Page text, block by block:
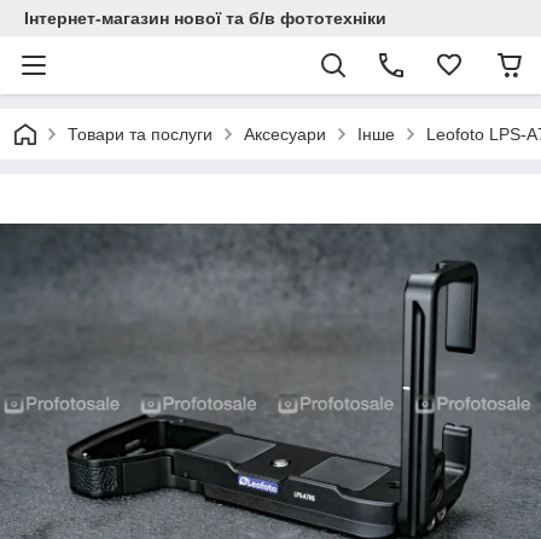
Інтернет-магазин нової та б/в фототехніки
Товари та послуги Аксесуари Інше Leofoto LPS-